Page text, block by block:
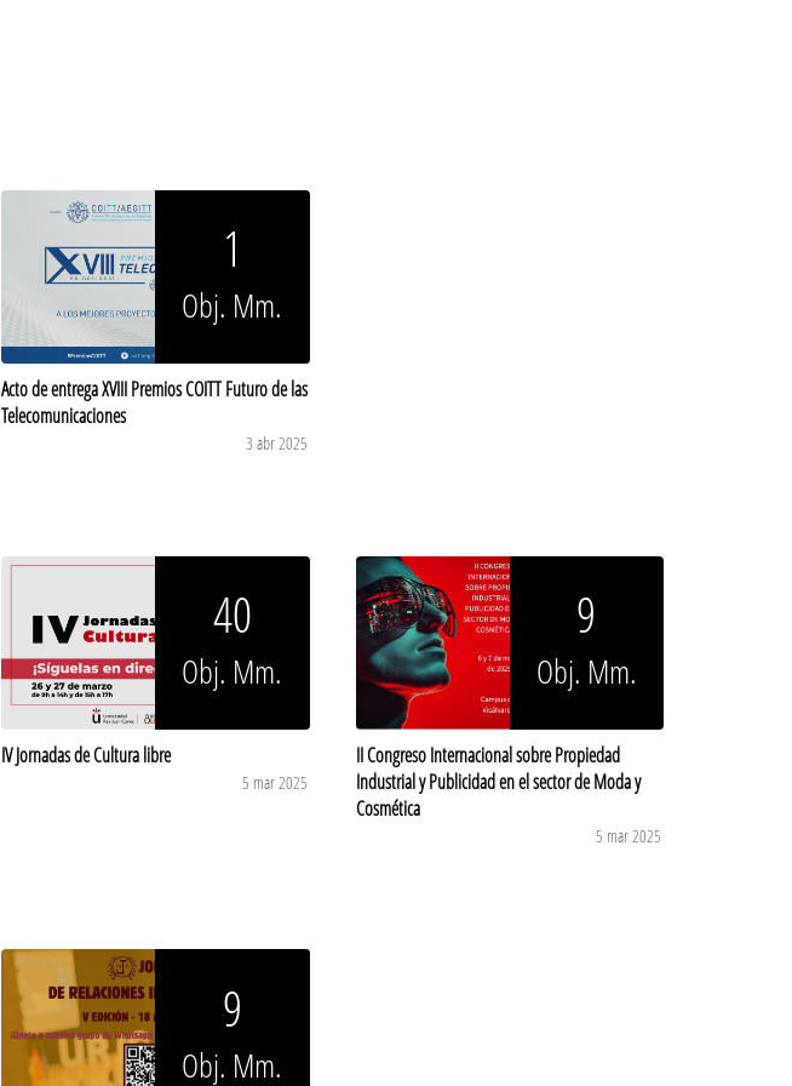
1
Obj. Mm.
Acto de entrega XVIII Premios COITT Futuro de las
Telecomunicaciones
3 abr 2025
40
Obj. Mm.
IV Jornadas de Cultura libre
5 mar 2025
9
Obj. Mm.
II Congreso Internacional sobre Propiedad
Industrial y Publicidad en el sector de Moda y
Cosmética
5 mar 2025
9
Obj. Mm.